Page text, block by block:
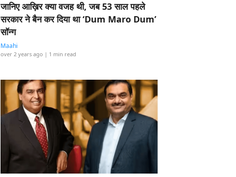
जानिए आख़िर क्या वजह थी, जब 53 साल पहले
सरकार ने बैन कर दिया था ‘Dum Maro Dum’
सॉन्ग
Maahi
over 2 years ago | 1 min read